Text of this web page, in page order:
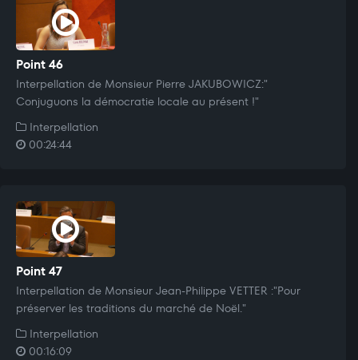
Point 46
Interpellation de Monsieur Pierre JAKUBOWICZ:"
Conjuguons la démocratie locale au présent !"
Interpellation
00:24:44
Point 47
Interpellation de Monsieur Jean-Philippe VETTER :"Pour
préserver les traditions du marché de Noël."
Interpellation
00:16:09